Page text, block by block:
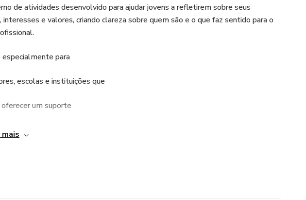
de atividades desenvolvido para ajudar jovens a refletirem sobre seus
e valores, criando clareza sobre quem são e o que faz sentido para o
especialmente para
escolas e instituições que
um suporte
sensível e completo no